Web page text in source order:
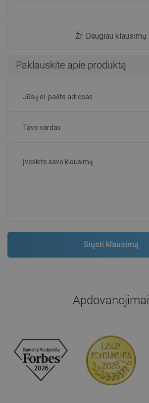
Žr. Daugiau klausimų
Paklauskite apie produktą
Apdovanojimai